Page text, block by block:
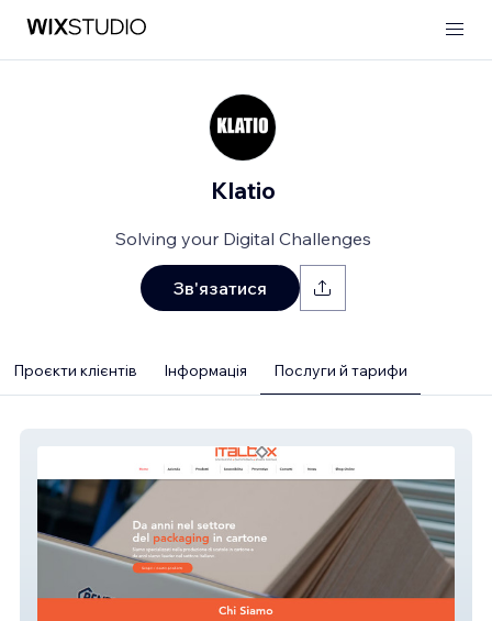
Klatio
Solving your Digital Challenges
Зв'язатися
Проєкти клієнтів Інформація Послуги й тарифи